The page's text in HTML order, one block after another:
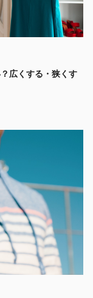
広くする・狭くす